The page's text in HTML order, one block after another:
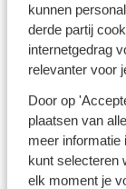
kunnen
derde partij
internetgedrag
relevanter voor
Door op
plaatsen van
meer informatie
kunt selecteren
elk moment je